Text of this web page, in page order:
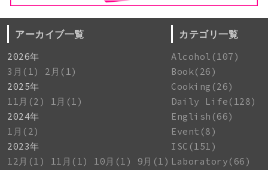
アーカイブ一覧
2026年
3月(1)
2月(1)
2025年
11月(2)
1月(1)
2024年
1月(2)
2023年
12月(1)
11月(1) 10月(1)
9月(1)
カテゴリ一覧
Alcohol(107)
Book(26)
Cooking(26)
Daily Life(128)
English(66)
Event(8)
ISC(151)
Laboratory(66)